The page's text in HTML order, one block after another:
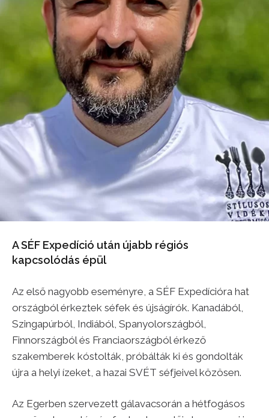
A SÉF Expedíció után újabb régiós
kapcsolódás épül
Az első nagyobb eseményre, a SÉF Expedícióra hat
országból érkeztek séfek és újságírók. Kanadából,
Szingapúrból, Indiából, Spanyolországból,
Finnországból és Franciaországból érkező
szakemberek kóstolták, próbálták ki és gondolták
újra a helyi ízeket, a hazai SVÉT séfjeivel közösen.
Az Egerben szervezett gálavacsorán a hétfogásos